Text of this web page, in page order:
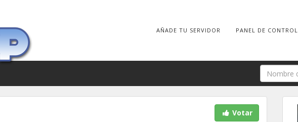
AÑADE TU SERVIDOR PANEL DE CONTROL
Votar